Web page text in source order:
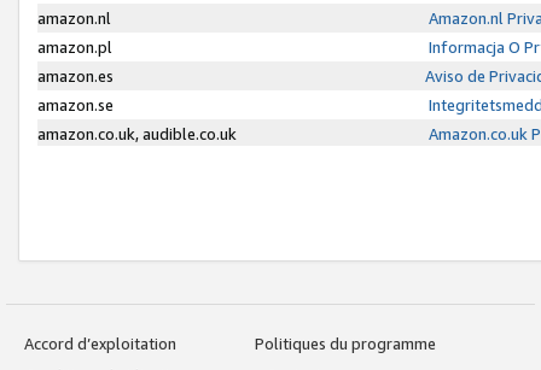
amazon.nl
Amazon.nl
amazon.pl
Informacja O
amazon.es
Aviso de
amazon.se
amazon.co.uk, audible.co.uk
Amazon.co.uk
Accord d’exploitation
Politiques du programme